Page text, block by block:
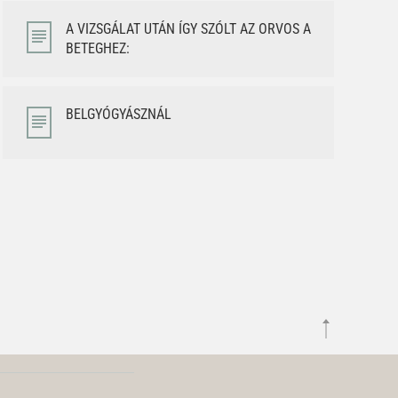
A VIZSGÁLAT UTÁN ÍGY SZÓLT AZ ORVOS A
BETEGHEZ:
BELGYÓGYÁSZNÁL